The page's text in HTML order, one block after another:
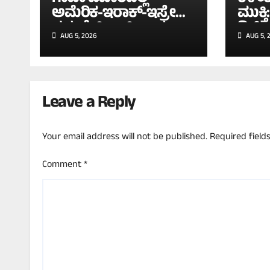
ಅಮೆರಿಕ-ಇರಾಕ್-ಇಸ್ರೇಲ್
ನಡುವೆ ಭಿನ್ನಾಭಿಪ್ರಾಯ:
ಜೋ ಬೈಡನ್ ಸರ್ಕಾರದ
ನಡೆಗೆ ನೆತನ್ಯಾಹು ವಿರೋಧ!
AUG 5, 2026 AUG 5,
Leave a Reply
Your email address will not be published.Required
Comment*